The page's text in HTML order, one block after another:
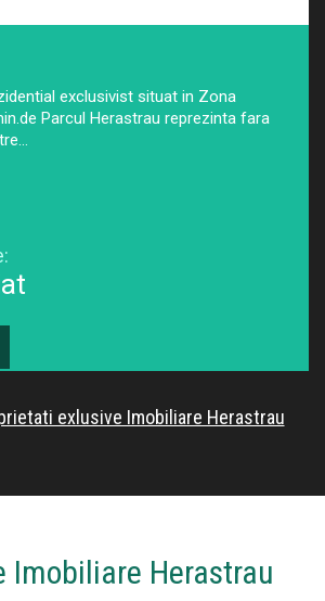
exclusivist situat in Zona
Parcul Herastrau reprezinta fara
exlusive Imobiliare Herastrau
Imobiliare Herastrau